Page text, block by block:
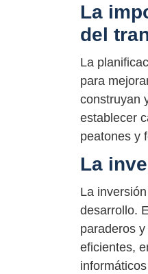
La
del
La
para
construyan
establecer
peatones y
La
La
desarrollo.
paraderos
eficientes,